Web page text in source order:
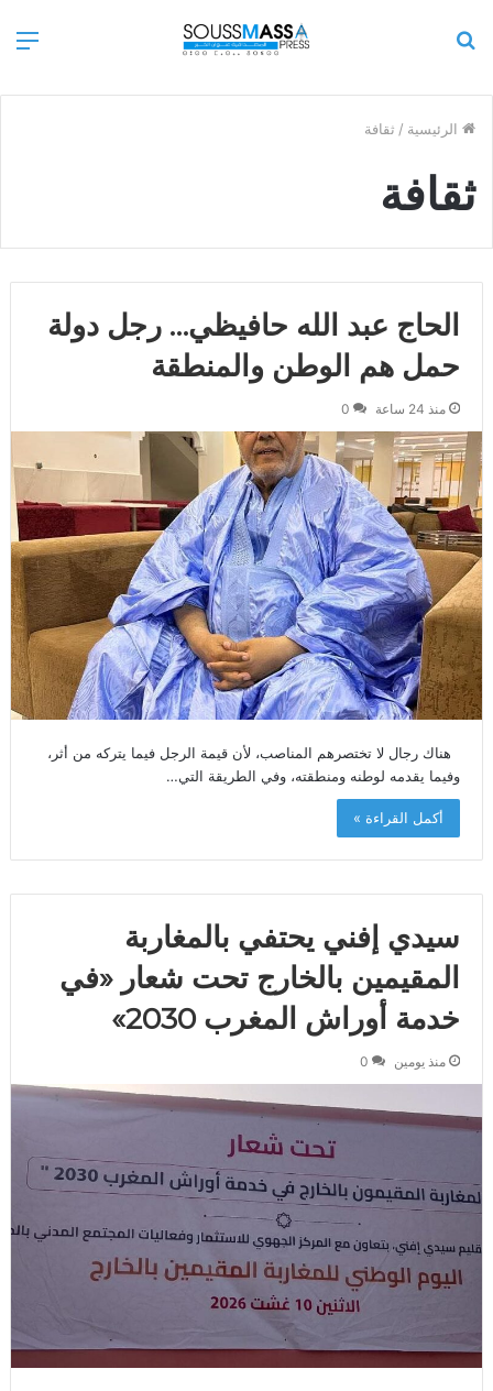
الرئيسية / ثقافة
ثقافة
الحاج عبد الله حافيظي… رجل دولة
حمل هم الوطن والمنطقة
منذ 24 ساعة 0
هناك رجال لا تختصرهم المناصب، لأن قيمة الرجل فيما يتركه من أثر،
وفيما يقدمه لوطنه ومنطقته، وفي الطريقة التي…
أكمل القراءة »
سيدي إفني يحتفي بالمغاربة
المقيمين بالخارج تحت شعار «في
خدمة أوراش المغرب 2030»
منذ يومين 0